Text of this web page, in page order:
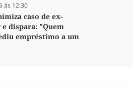
às 12:30
caso de ex-
e dispara: "Quem
empréstimo a um